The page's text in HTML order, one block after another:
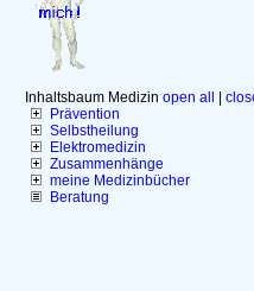
Inhaltsbaum Medizin open all
Prävention
Selbstheilung
Elektromedizin
Zusammenhänge
meine Medizinbücher
Beratung